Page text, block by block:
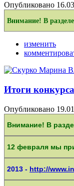
Опубликовано
Внимание! В
изменить
Итоги
Опубликовано
Внимание! В
12 февраля мы
2013 - http://